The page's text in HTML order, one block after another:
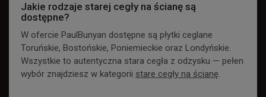
Jakie rodzaje starej cegły na ścianę są
dostępne?
W ofercie PaulBunyan dostępne są płytki ceglane
Toruńskie, Bostońskie, Poniemieckie oraz Londyńskie.
Wszystkie to autentyczna stara cegła z odzysku — pełen
wybór znajdziesz w kategorii stare cegły na ścianę.